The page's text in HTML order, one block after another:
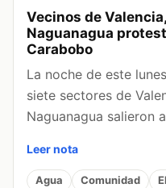
Vecinos de
Naguanagua
Carabobo
La noche de este
siete sectores de
Naguanagua salieron
Leer nota
Agua Comunidad